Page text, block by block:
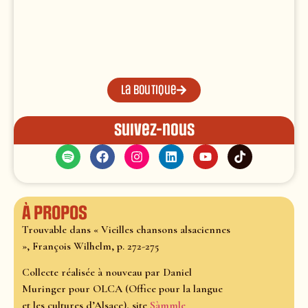
La boutique
Suivez-nous
À propos
Trouvable dans « Vieilles chansons alsaciennes
», François Wilhelm, p. 272-275
Collecte réalisée à nouveau par Daniel
Muringer pour OLCA (Office pour la langue